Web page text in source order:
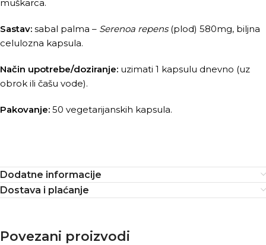
muškarca.
Sastav: sabal palma – Serenoa repens(plod) 580mg, biljna
celulozna kapsula.
Način upotrebe/doziranje: uzimati 1 kapsulu dnevno (uz
obrok ili čašu vode).
Pakovanje: 50 vegetarijanskih kapsula.
Dodatne informacije
Dostava i plaćanje
Povezani proizvodi